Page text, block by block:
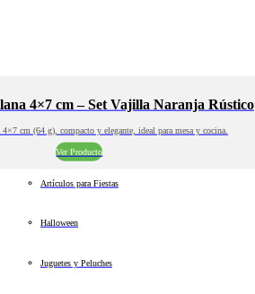
4×7 cm – Set Vajilla Naranja Rústico
4×7 cm (64 g), compacto y elegante, ideal para mesa y cocina.
Ver Producto
Artículos para Fiestas
Halloween
Juguetes y Peluches